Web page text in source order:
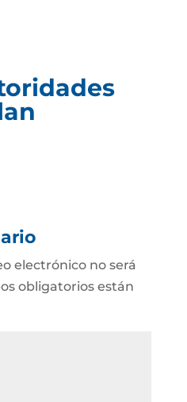
electrónico no será
obligatorios están